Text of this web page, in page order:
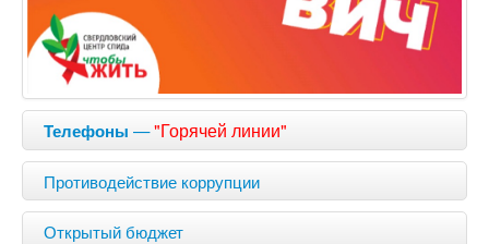
Телефоны —"Горячей линии"
Противодействие коррупции
Открытый бюджет